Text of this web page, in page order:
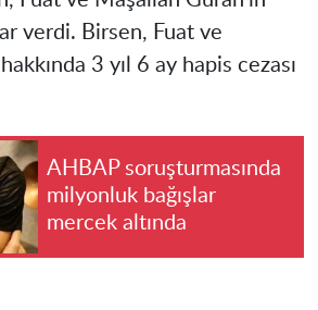
verdi. Birsen, Fuat ve
3 yıl 6 ay hapis cezası
AHBAP soruşturmasında
milyonluk bağışlar
mercek altında